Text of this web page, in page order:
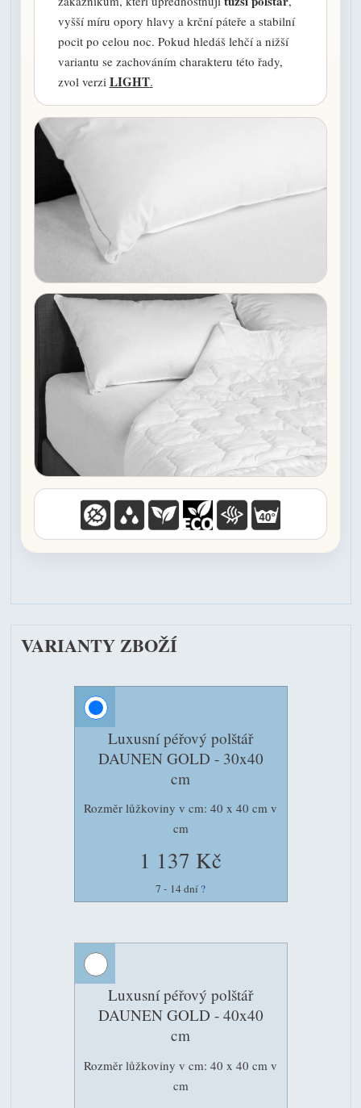
vyšší míru opory hlavy a krční páteře a stabilní
pocit po celou noc. Pokud hledáš lehčí a nižší
variantu se zachováním charakteru této řady,
zvol verzi LIGHT.
VARIANTY ZBOŽÍ
Luxusní péřový polštář
DAUNEN GOLD - 30x40
cm
Rozměr lůžkoviny v cm: 40 x 40 cm v
cm
1 137 Kč
7 - 14 dní ?
Luxusní péřový polštář
DAUNEN GOLD - 40x40
cm
Rozměr lůžkoviny v cm: 40 x 40 cm v
cm